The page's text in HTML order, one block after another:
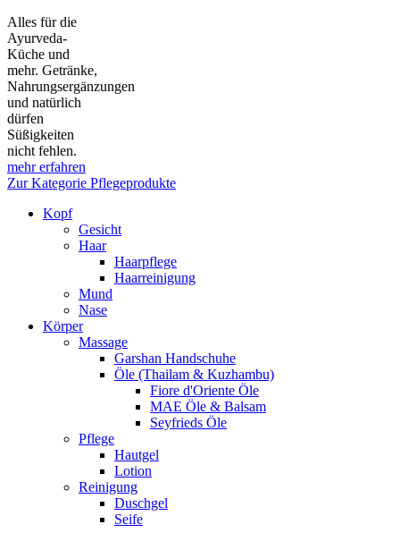
Alles für die
Ayurveda-
Küche und
mehr. Getränke,
Nahrungsergänzungen
und natürlich
dürfen
Süßigkeiten
nicht fehlen.
mehr erfahren
Zur Kategorie Pflegeprodukte
Kopf
Gesicht
Haar
Haarpflege
Haarreinigung
Mund
Nase
Körper
Massage
Garshan Handschuhe
Öle (Thailam & Kuzhambu)
Fiore d'Oriente Öle
MAE Öle & Balsam
Seyfrieds Öle
Pflege
Hautgel
Lotion
Reinigung
Duschgel
Seife